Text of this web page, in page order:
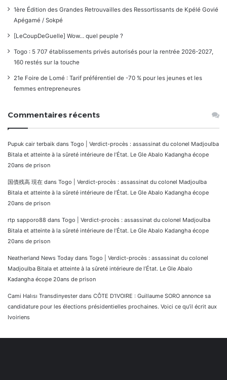
1ère Édition des Grandes Retrouvailles des Ressortissants de Kpélé Govié
Apégamé / Sokpé
[LeCoupDeGuelle] Wow… quel peuple ?
Togo : 5 707 établissements privés autorisés pour la rentrée 2026-2027,
160 restés sur la touche
21e Foire de Lomé : Tarif préférentiel de -70 % pour les jeunes et les
femmes entrepreneures
Commentaires récents
Pupuk cair terbaik dans Togo | Verdict-procès : assassinat du colonel Madjoulba
Bitala et atteinte à la sûreté intérieure de l’État. Le Gle Abalo Kadangha écope
20ans de prison
国債残高 現在 dans Togo | Verdict-procès : assassinat du colonel Madjoulba
Bitala et atteinte à la sûreté intérieure de l’État. Le Gle Abalo Kadangha écope
20ans de prison
rtp sapporo88 dans Togo | Verdict-procès : assassinat du colonel Madjoulba
Bitala et atteinte à la sûreté intérieure de l’État. Le Gle Abalo Kadangha écope
20ans de prison
Neatherland News Today dans Togo | Verdict-procès : assassinat du colonel
Madjoulba Bitala et atteinte à la sûreté intérieure de l’État. Le Gle Abalo
Kadangha écope 20ans de prison
Cami Halısı Transdinyester dans CÔTE D’IVOIRE : Guillaume SORO annonce sa
candidature pour les élections présidentielles prochaines. Voici ce qu’il écrit aux
Ivoiriens